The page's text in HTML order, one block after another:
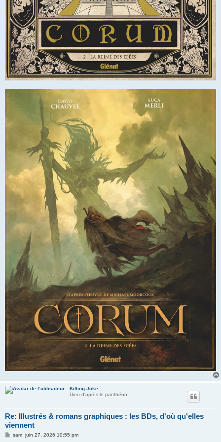
Killing Joke
Dieu d'après le panthéon
Re: Illustrés & romans graphiques : les BDs, d'où qu'elles
viennent
Msam. juin 27, 2026 10:55 pm